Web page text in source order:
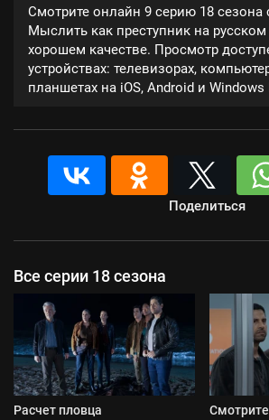
Смотрите онлайн 9 серию 18 сезона
Мыслить как преступник на
хорошем качестве. Просмотр
устройствах: телевизорах,
планшетах на iOS, Android и Windows
Поделиться
Все серии 18 сезона
Расчет пловца